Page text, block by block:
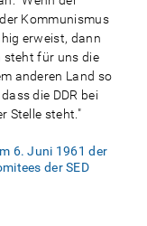
Kommunismus
erweist, dann
steht für uns die
anderen Land so
die DDR bei
Stelle steht."
6. Juni 1961 der
der SED